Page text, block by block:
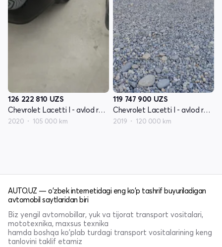
126 222 810 UZS
Chevrolet Lacetti I - avlod restayling
2020 105 000 km
119 747 900 UZS
Chevrolet Lacetti I - avlod restayling
2019 120 000 km
AUTO.UZ — o'zbek internetidagi eng ko'p tashrif buyuriladigan
avtomobil saytlaridan biri
Biz yengil avtomobillar, yuk va tijorat transport vositalari,
mototexnika, maxsus texnika
hamda boshqa ko'plab turdagi transport vositalarining keng
tanlovini taklif etamiz